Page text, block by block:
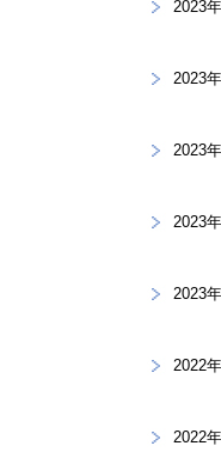
2023
2023
2023
2023
2023
2022
2022